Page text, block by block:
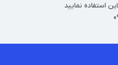
استفاده نمایید